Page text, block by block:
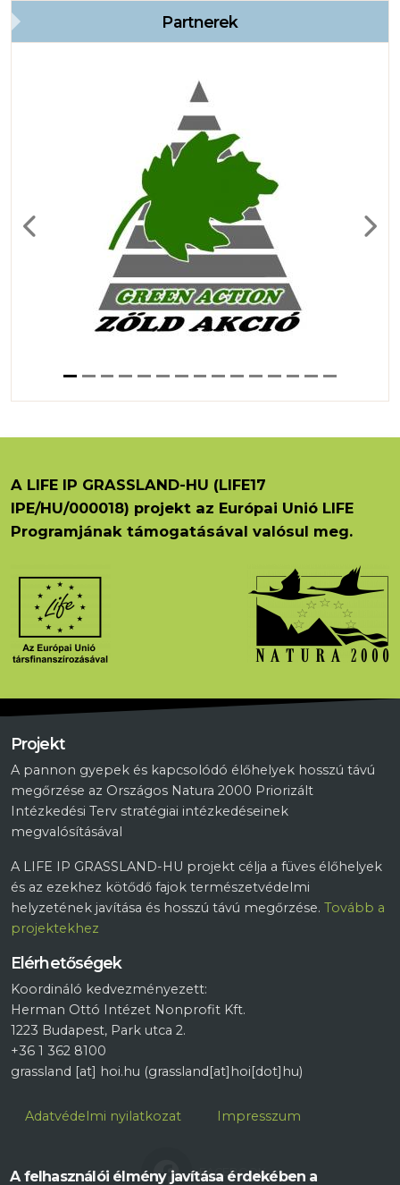
Partnerek
Previous Next
A LIFE IP GRASSLAND-HU (LIFE17
IPE/HU/000018) projekt az Európai Unió LIFE
Programjának támogatásával valósul meg.
Projekt
A pannon gyepek és kapcsolódó élőhelyek hosszú távú
megőrzése az Országos Natura 2000 Priorizált
Intézkedési Terv stratégiai intézkedéseinek
megvalósításával
A LIFE IP GRASSLAND-HU projekt célja a füves élőhelyek
és az ezekhez kötődő fajok természetvédelmi
helyzetének javítása és hosszú távú megőrzése. Tovább a
projektekhez
Elérhetőségek
Koordináló kedvezményezett:
Herman Ottó Intézet Nonprofit Kft.
1223 Budapest, Park utca 2.
+36 1 362 8100
grassland [at] hoi.hu (grassland[at]hoi[dot]hu)
Lábléc
Adatvédelmi nyilatkozat Impresszum
FACEBOOK
A felhasználói élmény javítása érdekében a